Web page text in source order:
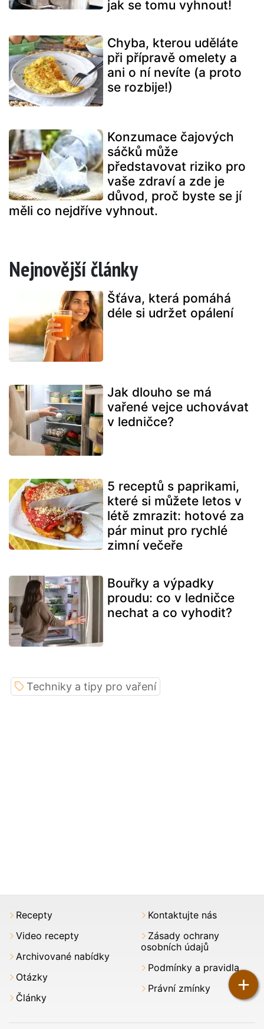
jak se tomu vyhnout!
Chyba, kterou uděláte
při přípravě omelety a
ani o ní nevíte (a proto
se rozbije!)
Konzumace čajových
sáčků může
představovat riziko pro
vaše zdraví a zde je
důvod, proč byste se jí
měli co nejdříve vyhnout.
Nejnovější články
Šťáva, která pomáhá
déle si udržet opálení
Jak dlouho se má
vařené vejce uchovávat
v ledničce?
5 receptů s paprikami,
které si můžete letos v
létě zmrazit: hotové za
pár minut pro rychlé
zimní večeře
Bouřky a výpadky
proudu: co v ledničce
nechat a co vyhodit?
+
Techniky a tipy pro vaření
Recepty
Video recepty
Archivované nabídky
Otázky
Články
Kontaktujte nás
Zásady ochrany
osobních údajů
Podmínky a pravidla
Právní zmínky